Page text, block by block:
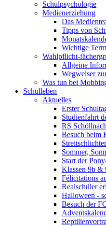
Schulpsychologie
Medienerziehung
Das
Tipps von
Wichtige
Wahlpflicht-
Allgeine
Wegweiser
Was tun bei
Schulleben
Aktuelles
Erster
Studienfahrt
RS
Besuch beim
Sommer,
Start der
Klassen 9b &
Félicitations
Realschüler
Halloween -
Besuch der